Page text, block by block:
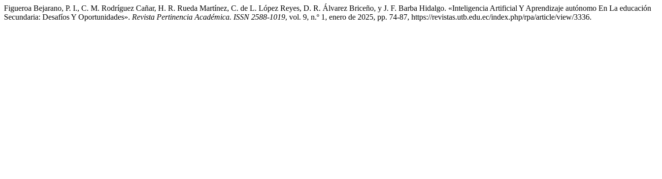
Figueroa Bejarano, P. I., C. M. Rodríguez Cañar, H. R. Rueda Martínez, C. de L. López Reyes, D. R. Álvarez Briceño, y J. F. Barba Hidalgo. «Inteligencia Artificial Y Aprendizaje autónomo En La educación
Secundaria: Desafíos Y Oportunidades». Revista Pertinencia Académica. ISSN 2588-1019, vol. 9, n.º 1, enero de 2025, pp. 74-87, https://revistas.utb.edu.ec/index.php/rpa/article/view/3336.